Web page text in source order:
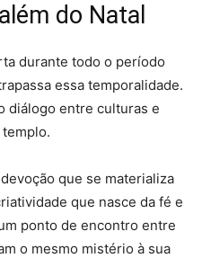
do Natal
durante todo o período
essa temporalidade.
diálogo entre culturas e
que se materializa
que nasce da fé e
ponto de encontro entre
o mesmo mistério à sua